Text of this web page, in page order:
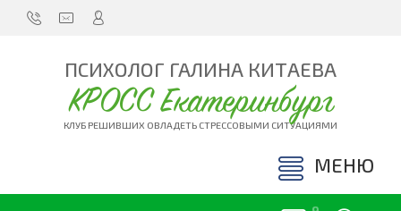
ПСИХОЛОГ ГАЛИНА КИТАЕВА
КРОСС Екатеринбург
КЛУБ РЕШИВШИХ ОВЛАДЕТЬ СТРЕССОВЫМИ СИТУАЦИЯМИ
МЕНЮ